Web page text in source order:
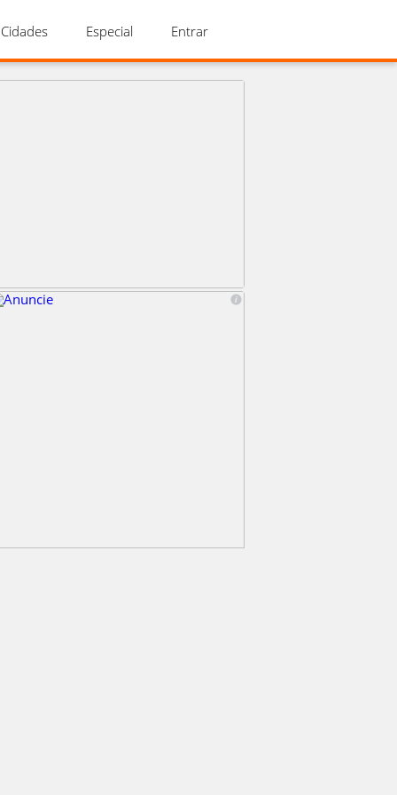
Cidades Especial Entrar